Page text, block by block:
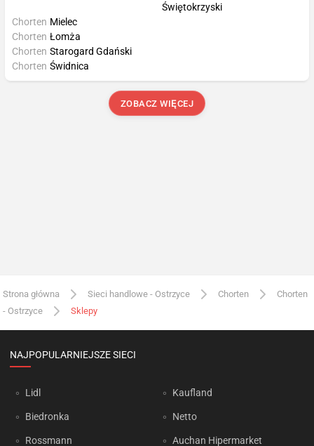
Świętokrzyski
Chorten Mielec
Chorten Łomża
Chorten Starogard Gdański
Chorten Świdnica
ZOBACZ WIĘCEJ
Strona główna Sieci handlowe - Ostrzyce Chorten
Chorten
- Ostrzyce
Sklepy
NAJPOPULARNIEJSZE SIECI
Lidl
Biedronka
Rossmann
Kaufland
Netto
Auchan Hipermarket